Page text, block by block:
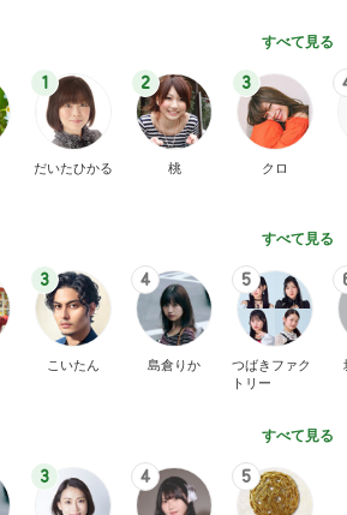
すべて見る
1
だいたひかる
2
桃
3
クロ
すべて見る
3
こいたん
4
島倉りか
5
つばきファク
トリー
すべて見る
3 4 5